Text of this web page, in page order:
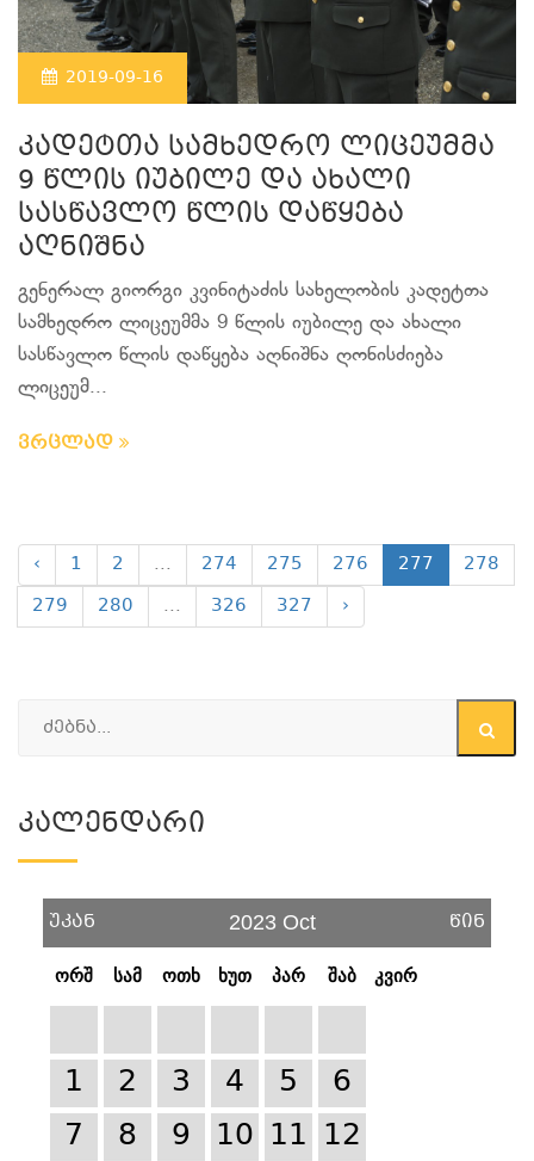
2019-09-16
კადეტთა სამხედრო ლიცეუმმა
9 წლის იუბილე და ახალი
სასწავლო წლის დაწყება
აღნიშნა
გენერალ გიორგი კვინიტაძის სახელობის კადეტთა
სამხედრო ლიცეუმმა 9 წლის იუბილე და ახალი
სასწავლო წლის დაწყება აღნიშნა ღონისძიება
ლიცეუმ...
ვრცლად
‹ 1 2 ... 274 275 276 277
278
279
280 ... 326 327 ›
Კალენდარი
უკან 2023 Oct წინ
ორშ სამ ოთხ ხუთ პარ შაბ კვირ
1 2 3 4 5
6
7
8 9 10 11 12